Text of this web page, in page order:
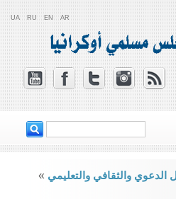
UA RU EN AR
استمارة البحث
الدعوي والثقافي والتعليمي »